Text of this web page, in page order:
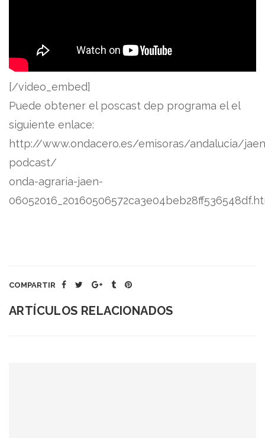
[/video_embed]
Puede obtener el poscast dep programa el el
siguiente enlace:
http://www.ondacero.es/emisoras/andalucia/
podcast/
onda-agraria-jaen-
COMPARTIR
ARTÍCULOS RELACIONADOS